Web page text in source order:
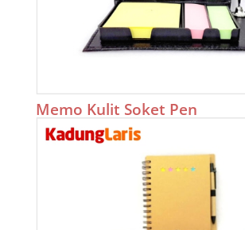
Memo Kulit Soket Pen